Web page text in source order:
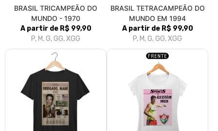
BRASIL TRICAMPEÃO DO
MUNDO - 1970
A partir de R$ 99,90
P, M, G, GG, XGG
BRASIL TETRACAMPEÃO DO
MUNDO EM 1994
A partir de R$ 99,90
P, M, G, GG, XGG